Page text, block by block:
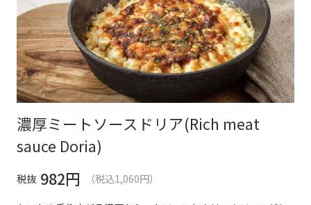
濃厚ミートソースドリア(Rich meat
sauce Doria)
税抜 982円
（税込1,060円）